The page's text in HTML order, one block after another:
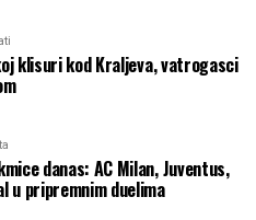
klisuri kod Kraljeva, vatrogasci
danas: AC Milan, Juventus,
u pripremnim duelima